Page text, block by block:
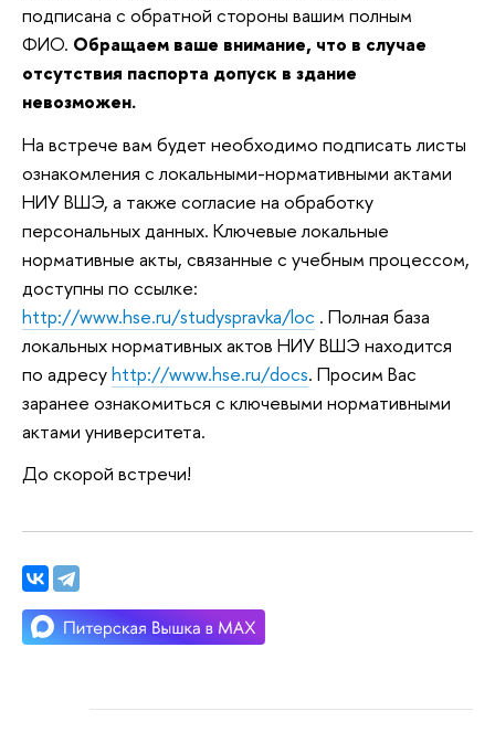
подписана с обратной стороны вашим полным
ФИО. Обращаем ваше внимание, что в случае
отсутствия паспорта допуск в здание
невозможен.
На встрече вам будет необходимо подписать листы
ознакомления с локальными-нормативными актами
НИУ ВШЭ, а также согласие на обработку
персональных данных. Ключевые локальные
нормативные акты, связанные с учебным процессом,
доступны по ссылке:
http://www.hse.ru/studyspravka/loc . Полная база
локальных нормативных актов НИУ ВШЭ находится
по адресуhttp://www.hse.ru/docs. Просим Вас
заранее ознакомиться с ключевыми нормативными
актами университета.
До скорой встречи!